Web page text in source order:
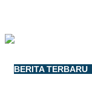
BERITA TERBARU